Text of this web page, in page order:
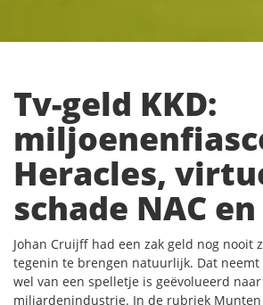
Tv-geld KKD:
Heracles,
schade NAC
Johan Cruijff had een zak geld nog nooit
tegenin te brengen natuurlijk. Dat
wel van een spelletje is geëvolueerd
miljardenindustrie. In de rubriek